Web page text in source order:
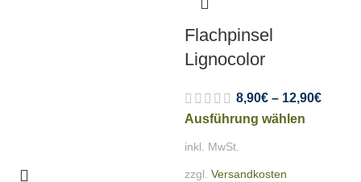
Flachpinsel
Lignocolor
8,90€ – 12,90€
Ausführung wählen
inkl. MwSt.
zzgl. Versandkosten